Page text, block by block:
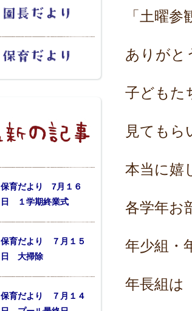
保育だより 7月１６
日 １学期終業式
保育だより ７月１５
日 大掃除
保育だより ７月１４
「土曜
ありがと
子どもた
見てもら
本当に嬉
各学年お
年少組・
年長組は